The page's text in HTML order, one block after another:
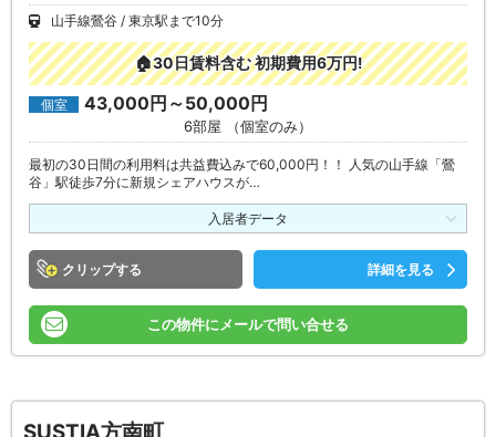
山手線鶯谷
東京駅まで10分
🏠30日賃料含む 初期費用6万円!
個室 43,000円～50,000円
6部屋 （個室のみ）
最初の30日間の利用料は共益費込みで60,000円！！ 人気の山手線「鶯
谷」駅徒歩7分に新規シェアハウスが…
入居者データ
クリップ 詳細を見る
この物件にメールで問い合せる